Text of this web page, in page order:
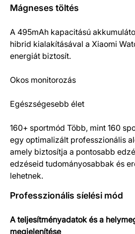
Mágneses töltés
A 495mAh kapacitású
hibrid kialakításával a Xiaomi
energiát biztosít.
Okos monitorozás
Egészségesebb élet
160+ sportmód Több, mint 160
egy optimalizált professzionális
amely biztosítja a pontosabb
edzéseid tudományosabbak és
lehetnek.
Professzionális síelési mód
A teljesítményadatok és a
megjelenítése